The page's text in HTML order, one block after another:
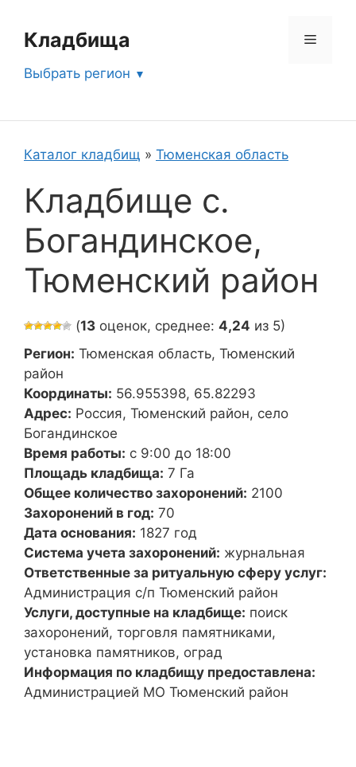
содержимому
Кладбища Меню
Выбрать регион
Каталог кладбищ » Тюменская область
Кладбище с.
Богандинское,
Тюменский район
(13 оценок, среднее: 4,24 из 5)
Регион: Тюменская область, Тюменский
район
Координаты: 56.955398, 65.82293
Адрес: Россия, Тюменский район, село
Богандинское
Время работы: с 9:00 до 18:00
Площадь кладбища: 7 Га
Общее количество захоронений: 2100
Захоронений в год: 70
Дата основания: 1827 год
Система учета захоронений: журнальная
Ответственные за ритуальную сферу услуг:
Администрация с/п Тюменский район
Услуги, доступные на кладбище: поиск
захоронений, торговля памятниками,
установка памятников, оград
Информация по кладбищу предоставлена:
Администрацией МО Тюменский район